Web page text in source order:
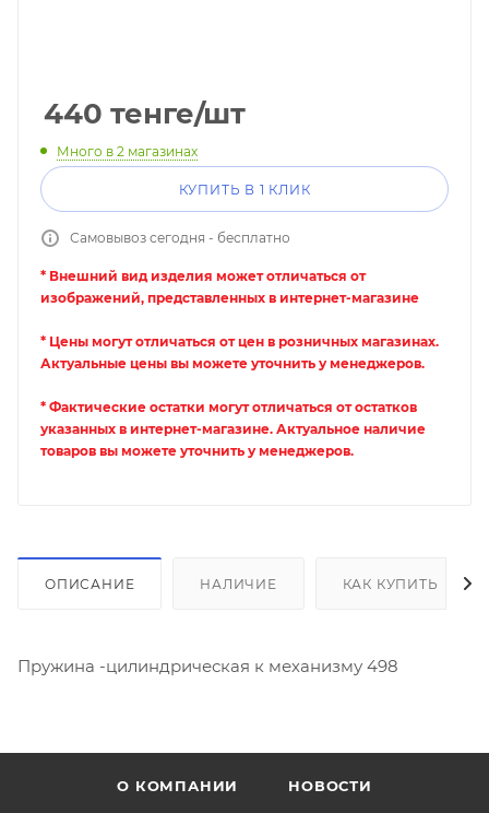
440 тенге/шт
Много в 2 магазинах
КУПИТЬ В 1 КЛИК
Самовывоз сегодня - бесплатно
* Внешний вид изделия может отличаться от
изображений, представленных в интернет-магазине
* Цены могут отличаться от цен в розничных магазинах.
Актуальные цены вы можете уточнить у менеджеров.
* Фактические остатки могут отличаться от остатков
указанных в интернет-магазине. Актуальное наличие
товаров вы можете уточнить у менеджеров.
ОПИСАНИЕ НАЛИЧИЕ КАК КУПИТЬ
Пружина -цилиндрическая к механизму 498
О КОМПАНИИ НОВОСТИ